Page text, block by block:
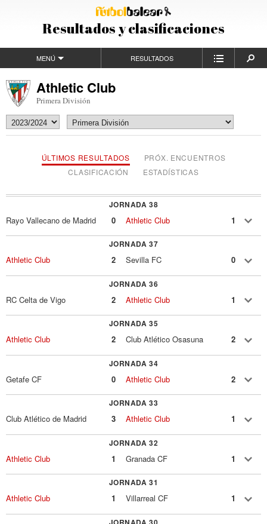
Resultados y clasificaciones
MENÚ RESULTADOS
Athletic Club
Primera División
ÚLTIMOS RESULTADOS
PRÓX. ENCUENTROS
CLASIFICACIÓN
ESTADÍSTICAS
JORNADA 38
Rayo Vallecano de Madrid 0 Athletic Club 1
JORNADA 37
Athletic Club 2 Sevilla FC 0
JORNADA 36
RC Celta de Vigo 2 Athletic Club 1
JORNADA 35
Athletic Club 2 Club Atlético Osasuna 2
JORNADA 34
Getafe CF 0 Athletic Club 2
JORNADA 33
Club Atlético de Madrid 3 Athletic Club 1
JORNADA 32
Athletic Club 1 Granada CF 1
JORNADA 31
Athletic Club 1 Villarreal CF 1